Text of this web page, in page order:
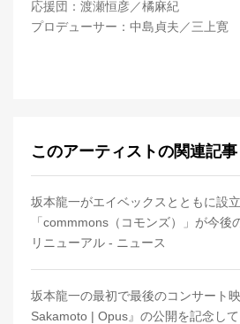
応援団：渡瀬恒彦／橘麻紀
プロデューサー：中島貞夫／三上寛
このアーティストの関連記事
坂本龍一がエイベックスとともに設
「commmons（コモンズ）」が今後
リニューアル - ニュース
坂本龍一の最初で最後のコンサート
Sakamoto | Opus』の公開を記念し